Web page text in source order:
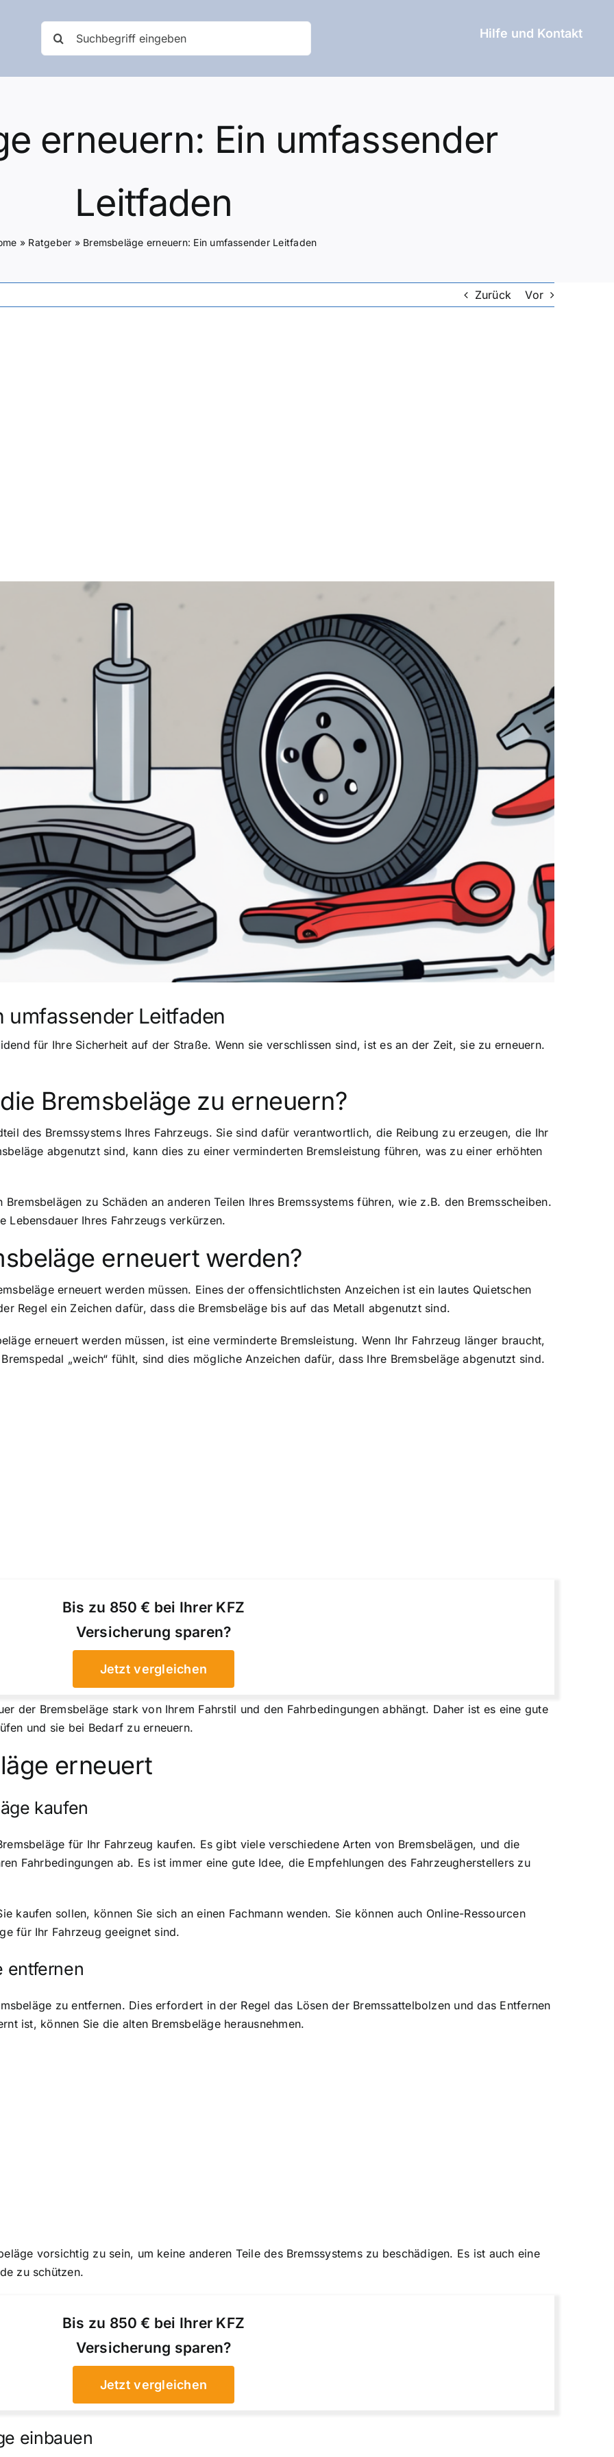
nach:
Hilfe und Kontakt
erneuern: Ein umfassender
Leitfaden
» Ratgeber » Bremsbeläge erneuern: Ein umfassender Leitfaden
Zurück Vor
umfassender Leitfaden
für Ihre Sicherheit auf der Straße. Wenn sie verschlissen sind, ist es an der Zeit, sie zu erneuern.
Bremsbeläge zu erneuern?
des Bremssystems Ihres Fahrzeugs. Sie sind dafür verantwortlich, die Reibung zu erzeugen, die Ihr
abgenutzt sind, kann dies zu einer verminderten Bremsleistung führen, was zu einer erhöhten
zu Schäden an anderen Teilen Ihres Bremssystems führen, wie z.B. den Bremsscheiben.
Lebensdauer Ihres Fahrzeugs verkürzen.
erneuert werden?
erneuert werden müssen. Eines der offensichtlichsten Anzeichen ist ein lautes Quietschen
Regel ein Zeichen dafür, dass die Bremsbeläge bis auf das Metall abgenutzt sind.
erneuert werden müssen, ist eine verminderte Bremsleistung. Wenn Ihr Fahrzeug länger braucht,
„weich“ fühlt, sind dies mögliche Anzeichen dafür, dass Ihre Bremsbeläge abgenutzt sind.
Bis zu 850 € bei Ihrer KFZ
Versicherung sparen?
Jetzt vergleichen
der Bremsbeläge stark von Ihrem Fahrstil und den Fahrbedingungen abhängt. Daher ist es eine gute
und sie bei Bedarf zu erneuern.
erneuert
kaufen
für Ihr Fahrzeug kaufen. Es gibt viele verschiedene Arten von Bremsbelägen, und die
Fahrbedingungen ab. Es ist immer eine gute Idee, die Empfehlungen des Fahrzeugherstellers zu
kaufen sollen, können Sie sich an einen Fachmann wenden. Sie können auch Online-Ressourcen
für Ihr Fahrzeug geeignet sind.
entfernen
zu entfernen. Dies erfordert in der Regel das Lösen der Bremssattelbolzen und das Entfernen
ist, können Sie die alten Bremsbeläge herausnehmen.
vorsichtig zu sein, um keine anderen Teile des Bremssystems zu beschädigen. Es ist auch eine
zu schützen.
Bis zu 850 € bei Ihrer KFZ
Versicherung sparen?
Jetzt vergleichen
einbauen